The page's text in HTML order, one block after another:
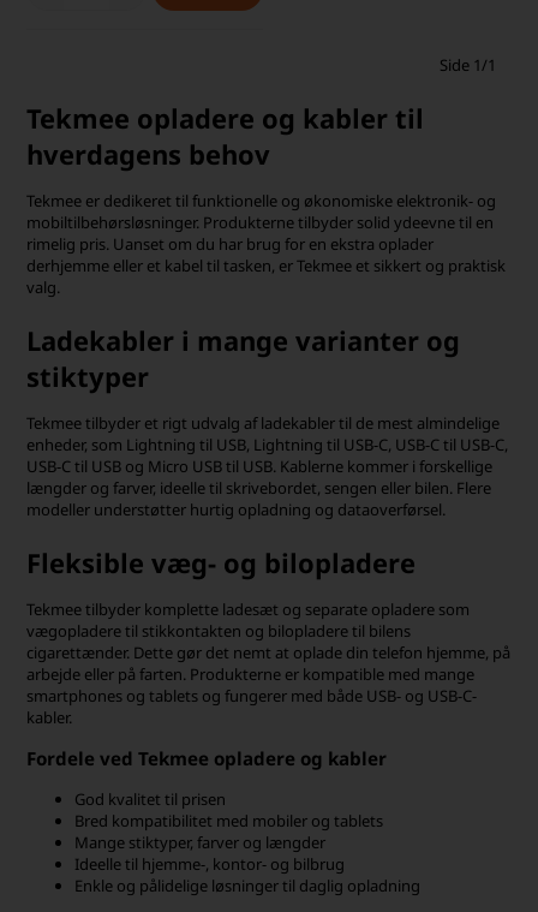
Side 1/1
Tekmee opladere og kabler til
hverdagens behov
Tekmee er dedikeret til funktionelle og økonomiske elektronik- og
mobiltilbehørsløsninger. Produkterne tilbyder solid ydeevne til en
rimelig pris. Uanset om du har brug for en ekstra oplader
derhjemme eller et kabel til tasken, er Tekmee et sikkert og praktisk
valg.
Ladekabler i mange varianter og
stiktyper
Tekmee tilbyder et rigt udvalg af ladekabler til de mest almindelige
enheder, som Lightning til USB, Lightning til USB-C, USB-C til USB-C,
USB-C til USB og Micro USB til USB. Kablerne kommer i forskellige
længder og farver, ideelle til skrivebordet, sengen eller bilen. Flere
modeller understøtter hurtig opladning og dataoverførsel.
Fleksible væg- og bilopladere
Tekmee tilbyder komplette ladesæt og separate opladere som
vægopladere til stikkontakten og bilopladere til bilens
cigarettænder. Dette gør det nemt at oplade din telefon hjemme, på
arbejde eller på farten. Produkterne er kompatible med mange
smartphones og tablets og fungerer med både USB- og USB-C-
kabler.
Fordele ved Tekmee opladere og kabler
God kvalitet til prisen
Bred kompatibilitet med mobiler og tablets
Mange stiktyper, farver og længder
Ideelle til hjemme-, kontor- og bilbrug
Enkle og pålidelige løsninger til daglig opladning